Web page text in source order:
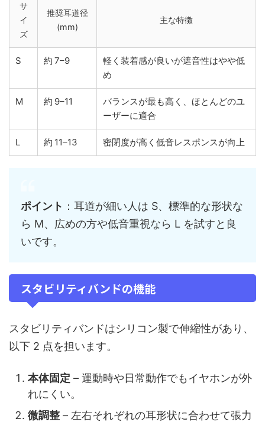
サ
イ
ズ
推奨耳道径
(mm)
主な特徴
S 約 7–9
軽く装着感が良いが遮音性はやや低
め
M 約 9–11
バランスが最も高く、ほとんどのユ
ーザーに適合
L 約 11–13 密閉度が高く低音レスポンスが向上
ポイント ：耳道が細い人は S、標準的な形状な
ら M、広めの方や低音重視なら L を試すと良
いです。
スタビリティバンドの機能
スタビリティバンドはシリコン製で伸縮性があり、
以下 2 点を担います。
本体固定 – 運動時や日常動作でもイヤホンが外
れにくい。
微調整 – 左右それぞれの耳形状に合わせて張力